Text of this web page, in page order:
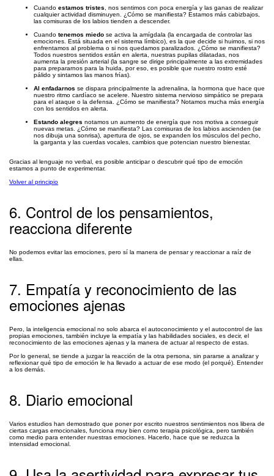
Cuando estamos tristes , nos sentimos con poca energía y las ganas de realizar
cualquier actividad disminuyen. ¿Cómo se manifiesta? Estamos más cabizbajos,
las comisuras de los labios tienden a descender.
Cuando tenemos miedo se activa la amígdala (la encargada de controlar las
emociones. Está situada en el sistema límbico), es la que decide si huimos, si nos
enfrentamos al problema o si nos quedamos paralizados. ¿Cómo se manifiesta?
Todos nuestros sentidos están en alerta, nuestras pupilas dilatadas, nos
aumenta la presión arterial (la sangre se dirige principalmente a las extremidades
para prepararnos para la huida, por eso, es posible que nuestro rostro esté
pálido y sintamos las manos frías).
Al enfadarnos se dispara principalmente la adrenalina, la hormona que hace que
nuestro ritmo cardíaco se acelere. Nuestro sistema nervioso simpático se prepara
para el ataque o la defensa. ¿Cómo se manifiesta? Notamos mucha más energía
con los sentidos en alerta.
Estando alegres notamos un aumento de energía que nos motiva a conseguir
nuevas metas. ¿Cómo se manifiesta? Las comisuras de los labios ascienden (se
nos dibuja una sonrisa), apertura de ojos, se expanden los músculos del pecho,
la garganta y las cuerdas vocales, cambios que potencian nuestro bienestar.
Gracias al lenguaje no verbal, es posible anticipar o descubrir qué tipo de emoción
estamos a punto de experimentar.
Volver al principio
6. Control de los pensamientos,
reacciona diferente
No podemos evitar las emociones, pero sí la manera de pensar y reaccionar a raíz de
ellas.
7. Empatía y reconocimiento de las
emociones ajenas
Pero, la inteligencia emocional no solo abarca el autoconocimiento y el autocontrol de las
propias emociones, también incluye la empatía y las habilidades sociales, es decir, el
reconocimiento de las emociones ajenas y la manera de actuar al respecto de estas.
Por lo general, se tiende a juzgar la reacción de la otra persona, sin pararse a analizar y
reflexionar qué tipo de emoción le ha llevado a actuar de ese modo (el porqué). Entender
a los demás.
8. Diario emocional
Varios estudios han demostrado que poner por escrito nuestros sentimientos nos libera de
ciertas cargas emocionales, funciona muy bien como terapia psicológica, pero también
como medio para entender nuestras emociones. Hacerlo, hace que se reduzca la
intensidad emocional.